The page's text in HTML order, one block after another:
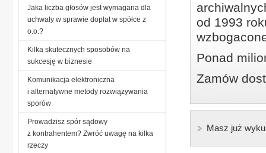
od 1993
Ponad
Zamów
Masz już
Jaka liczba głosów jest wymagana dla
uchwały w sprawie dopłat w spółce z
o.o.?
Kilka skutecznych sposobów na
sukcesję w biznesie
Komunikacja elektroniczna
i alternatywne metody rozwiązywania
sporów
Prowadzisz spór sądowy
z kontrahentem? Zwróć uwagę na kilka
rzeczy